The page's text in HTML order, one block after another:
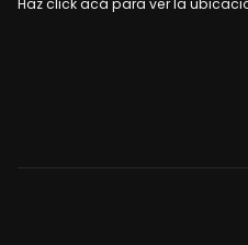
Haz click acá para ver la